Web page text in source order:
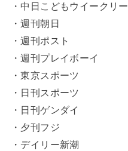
・中日こどもウイークリー
・週刊朝日
・週刊ポスト
・週刊プレイボーイ
・東京スポーツ
・日刊スポーツ
・日刊ゲンダイ
・夕刊フジ
・デイリー新潮